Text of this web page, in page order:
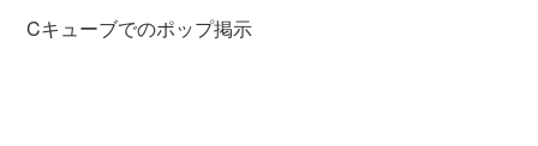
Cキューブでのポップ掲示